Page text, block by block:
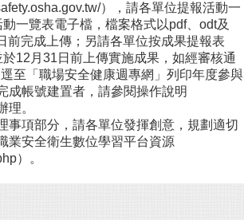
），請各單位提報活動一
一覽表電子檔，檔案格式以pdf、odt及
完成上傳；另請各單位按成果提報表
12月31日前上傳實施成果，如經審核通
至「職場安全健康週專網」列印年度參與
成帳號建置者，請參閱操作說明
理。
事項部分，請各單位發揮創意，規劃適切
業安全衛生數位學習平台資源
）。